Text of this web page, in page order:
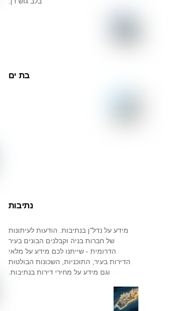
בת ים
נתיבות
מידע על נדל"ן בנתיבות. הודעות לעיתונות
של חברות בניה וקבלנים הבונים בעיר
הדרומית - שייתנו לכם מידע על מלאי
הדירות בעיר, התוכניות, השכונות הבולטות
וגם מידע על מחירי דירות בנתיבות.